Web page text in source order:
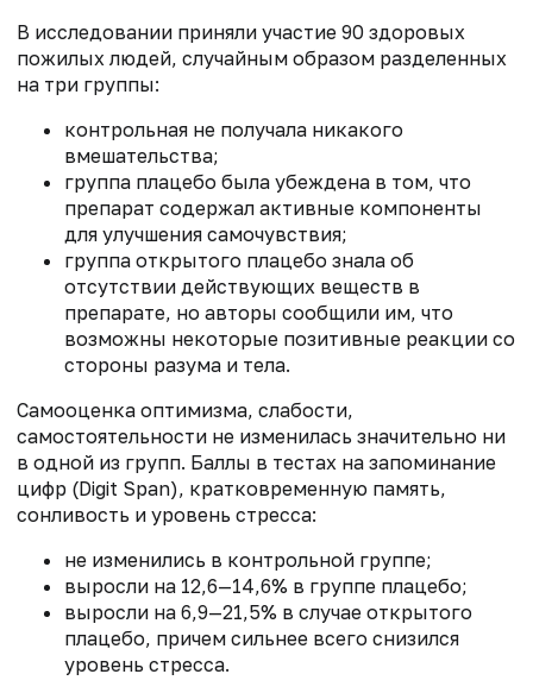
В исследовании приняли участие 90 здоровых
пожилых людей, случайным образом разделенных
на три группы:
контрольная не получала никакого
вмешательства;
группа плацебо была убеждена в том, что
препарат содержал активные компоненты
для улучшения самочувствия;
группа открытого плацебо знала об
отсутствии действующих веществ в
препарате, но авторы сообщили им, что
возможны некоторые позитивные реакции со
стороны разума и тела.
Самооценка оптимизма, слабости,
самостоятельности не изменилась значительно ни
в одной из групп. Баллы в тестах на запоминание
цифр (Digit Span), кратковременную память,
сонливость и уровень стресса:
не изменились в контрольной группе;
выросли на 12,6—14,6% в группе плацебо;
выросли на 6,9—21,5% в случае открытого
плацебо, причем сильнее всего снизился
уровень стресса.